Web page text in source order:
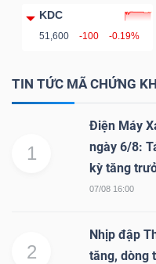
KDC
51,600 -100 -0.19%
TIN TỨC MÃ CHỨNG
1
Điện Máy
ngày 6/8:
kỳ tăng
07/08 16:00
2
Nhịp đập
tăng, dòng
TIÊU
THIẾT